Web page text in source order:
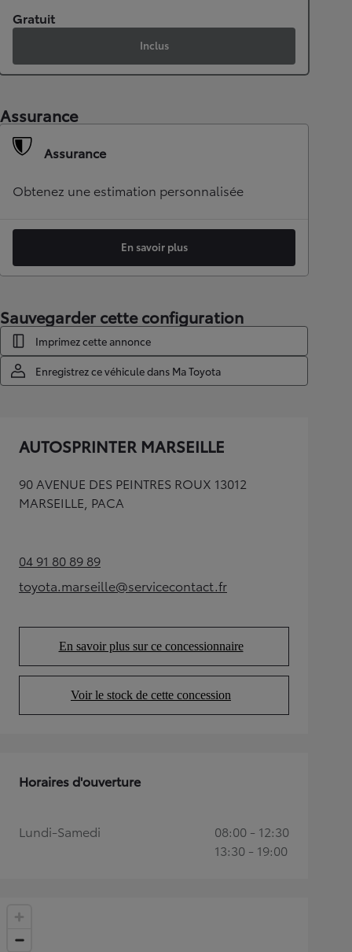
Gratuit
Inclus
Assurance
Assurance
Obtenez une estimation personnalisée
En savoir plus
Sauvegarder cette configuration
Imprimez cette annonce
Enregistrez ce véhicule dans Ma Toyota
AUTOSPRINTER MARSEILLE
90 AVENUE DES PEINTRES ROUX 13012
MARSEILLE, PACA
04 91 80 89 89(Opens in new tab)
toyota.marseille@servicecontact.fr
(Opens in new tab)
En savoir plus sur ce concessionnaire
(Opens in new tab)
Voir le stock de cette concession
(Opens in new tab)
Horaires d'ouverture
Lundi-Samedi
08:00 - 12:30
13:30 - 19:00